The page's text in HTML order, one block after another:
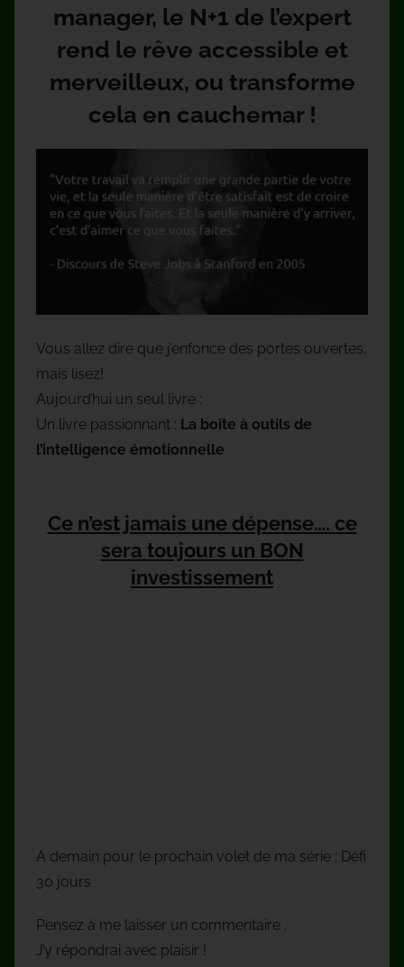
manager, le N+1 de l’expert
rend le rêve accessible et
merveilleux, ou transforme
cela en cauchemar !
Vous allez dire que j’enfonce des portes ouvertes,
mais lisez!
Aujourd’hui un seul livre :
Un livre passionnant : La boîte à outils de
l’intelligence émotionnelle
Ce n’est jamais une dépense…. ce
sera toujours un BON
investissement
A demain pour le prochain volet de ma série : Défi
30 jours
Pensez à me laisser un commentaire .
J’y répondrai avec plaisir !